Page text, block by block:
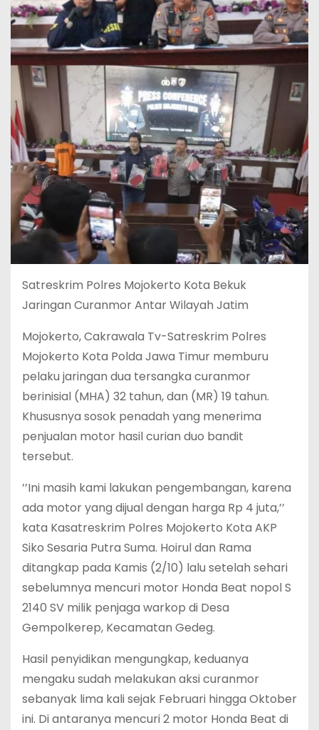
Satreskrim Polres Mojokerto Kota Bekuk
Jaringan Curanmor Antar Wilayah Jatim
Mojokerto, Cakrawala Tv-Satreskrim Polres
Mojokerto Kota Polda Jawa Timur memburu
pelaku jaringan dua tersangka curanmor
berinisial (MHA) 32 tahun, dan (MR) 19 tahun.
Khususnya sosok penadah yang menerima
penjualan motor hasil curian duo bandit
tersebut.
’’Ini masih kami lakukan pengembangan, karena
ada motor yang dijual dengan harga Rp 4 juta,’’
kata Kasatreskrim Polres Mojokerto Kota AKP
Siko Sesaria Putra Suma. Hoirul dan Rama
ditangkap pada Kamis (2/10) lalu setelah sehari
sebelumnya mencuri motor Honda Beat nopol S
2140 SV milik penjaga warkop di Desa
Gempolkerep, Kecamatan Gedeg.
Hasil penyidikan mengungkap, keduanya
mengaku sudah melakukan aksi curanmor
sebanyak lima kali sejak Februari hingga Oktober
ini. Di antaranya mencuri 2 motor Honda Beat di